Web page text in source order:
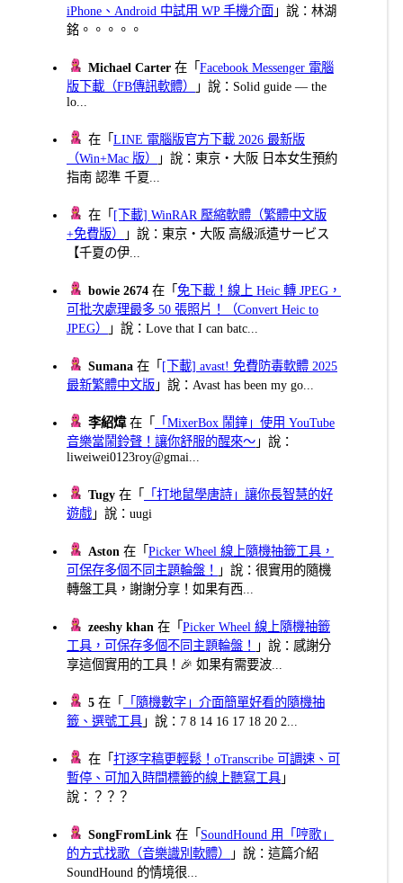
iPhone、Android 中試用 WP 手機介面 」說：林湖
銘。。。。。
Michael Carter 在「Facebook Messenger 電腦
版下載（FB傳訊軟體）
」說：Solid guide — the
lo...
在「LINE 電腦版官方下載 2026 最新版
（Win+Mac 版）
」說：東京・大阪 日本女生預約
指南 認準 千夏...
在「 [下載] WinRAR 壓縮軟體（繁體中文版
+免費版）
」說：東京・大阪 高級派遣サービス
【千夏の伊...
bowie 2674 在「免下載！線上 Heic 轉 JPEG，
可批次處理最多 50 張照片！（Convert Heic to
JPEG）
」說：Love that I can batc...
Sumana 在「 [下載] avast! 免費防毒軟體 2025
最新繁體中文版 」說：Avast has been my go...
李紹煒在「
「MixerBox 鬧鐘」使用 YouTube
音樂當鬧鈴聲！讓你舒服的醒來～ 」說：
liweiwei0123roy@gmai...
Tugy 在「
「打地鼠學唐詩」讓你長智慧的好
遊戲 」說：uugi
Aston 在「Picker Wheel 線上隨機抽籤工具，
可保存多個不同主題輪盤！
」說：很實用的隨機
轉盤工具，謝謝分享！如果有西...
zeeshy khan 在「Picker Wheel 線上隨機抽籤
工具，可保存多個不同主題輪盤！
」說：感謝分
享這個實用的工具！🎉 如果有需要波...
5 在「
「隨機數字」介面簡單好看的隨機抽
籤、選號工具 」說：7 8 14 16 17 18 20 2...
在「打逐字稿更輕鬆！oTranscribe 可調速、可
暫停、可加入時間標籤的線上聽寫工具 」
說：？？？
SongFromLink 在「 SoundHound 用「哼歌」
的方式找歌（音樂識別軟體）
」說：這篇介紹
SoundHound 的情境很...